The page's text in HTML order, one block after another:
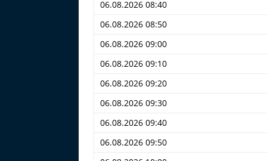
06.08.2026 08:40
06.08.2026 08:50
06.08.2026 09:00
06.08.2026 09:10
06.08.2026 09:20
06.08.2026 09:30
06.08.2026 09:40
06.08.2026 09:50